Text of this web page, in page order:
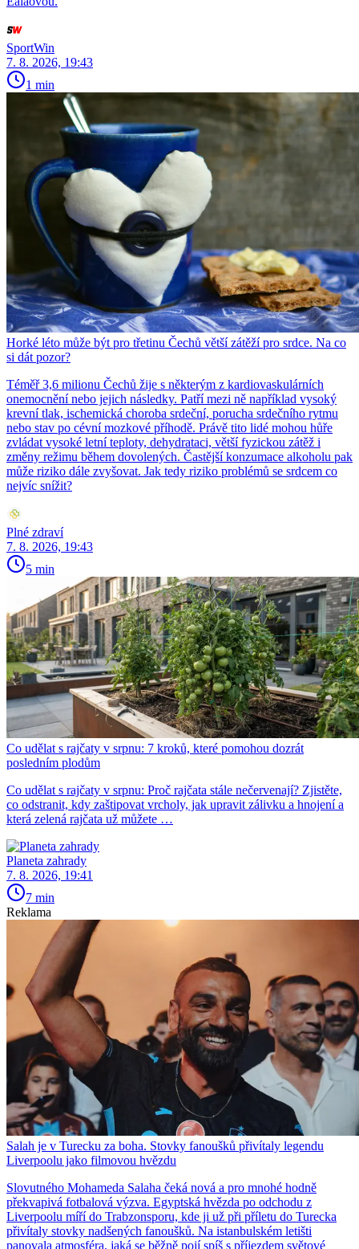
SportWin
7. 8. 2026, 19:43
1 min
Horké léto může být pro třetinu Čechů větší zátěží pro srdce. Na co
si dát pozor?
Téměř 3,6 milionu Čechů žije s některým z kardiovaskulárních
onemocnění nebo jejich následky. Patří mezi ně například vysoký
krevní tlak, ischemická choroba srdeční, porucha srdečního rytmu
nebo stav po cévní mozkové příhodě. Právě tito lidé mohou hůře
zvládat vysoké letní teploty, dehydrataci, větší fyzickou zátěž i
změny režimu během dovolených. Častější konzumace alkoholu pak
může riziko dále zvyšovat. Jak tedy riziko problémů se srdcem co
nejvíc snížit?
Plné zdraví
7. 8. 2026, 19:43
5 min
Co udělat s rajčaty v srpnu: 7 kroků, které pomohou dozrát
posledním plodům
Co udělat s rajčaty v srpnu: Proč rajčata stále nečervenají? Zjistěte,
co odstranit, kdy zaštipovat vrcholy, jak upravit zálivku a hnojení a
která zelená rajčata už můžete …
Planeta zahrady
7. 8. 2026, 19:41
7 min
Reklama
Salah je v Turecku za boha. Stovky fanoušků přivítaly legendu
Liverpoolu jako filmovou hvězdu
Slovutného Mohameda Salaha čeká nová a pro mnohé hodně
překvapivá fotbalová výzva. Egyptská hvězda po odchodu z
Liverpoolu míří do Trabzonsporu, kde ji už při příletu do Turecka
přivítaly stovky nadšených fanoušků. Na istanbulském letišti
panovala atmosféra, jaká se běžně pojí spíš s příjezdem světové